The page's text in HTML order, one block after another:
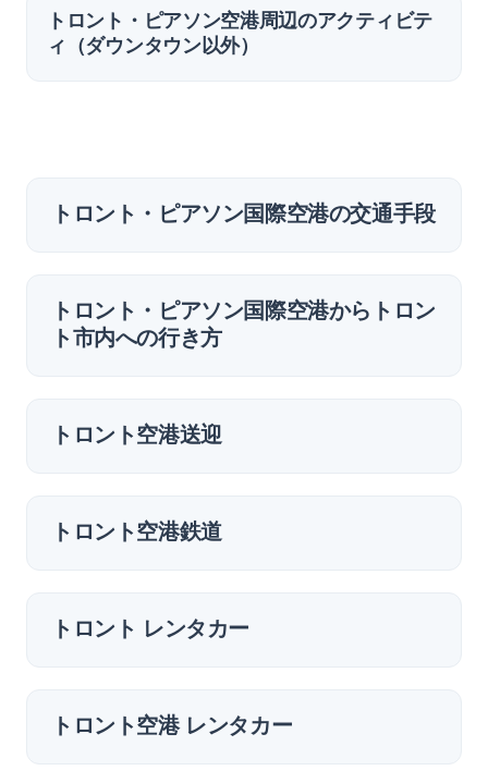
トロント・ピアソン空港周辺のアクティビテ
ィ（ダウンタウン以外）
トロント・ピアソン国際空港の交通手段
トロント・ピアソン国際空港からトロン
ト市内への行き方
トロント空港送迎
トロント空港鉄道
トロント レンタカー
トロント空港 レンタカー